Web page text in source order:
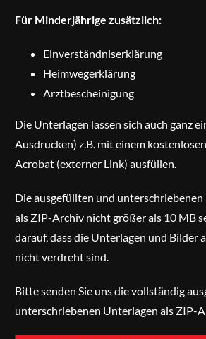
Für Minderjährige zusätzlich:
Einverständniserklärung
Heimwegerklärung
Arztbescheinigung
Die Unterlagen lassen sich auch ganz
Ausdrucken) z.B. mit einem
Acrobat (externer Link) ausfüllen.
Die ausgefüllten und
als ZIP-Archiv nicht größer als 10 MB
darauf, dass die Unterlagen und Bilder
nicht verdreht sind.
Bitte senden Sie uns die vollständig
unterschriebenen Unterlagen als ZIP-